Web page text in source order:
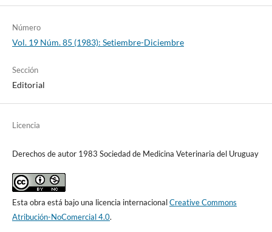
Número
Vol. 19 Núm. 85 (1983): Setiembre-Diciembre
Sección
Editorial
Licencia
Derechos de autor 1983 Sociedad de Medicina Veterinaria del Uruguay
Esta obra está bajo una licencia internacionalCreative Commons
Atribución-NoComercial 4.0.